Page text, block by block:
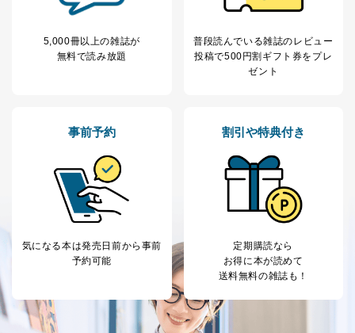
当社にお問合わせ
人情報
お問い合わせ対応、トラブル対
質向上のため
カスタマーQ＆Aサイトの投稿内容
ｅメール等による商品、サービ
採用応募者の方の
個人情報
当社の従業者の個
人情報
人事、総務などの雇用管理等のた
パートナー（提携
企業）からの委託
等をご利用の方の
購入商品配送のため
提携企業及びお客様がご購入され
た商品の発売元企業からのｅメー
ル等による商品、
サービス、キャンペーン等の広告
に関するご案内のため
5,000冊以上の雑誌が
無料で読み放題
普段読んでいる雑誌のレビュー
投稿で500円割ギフト券をプレ
ゼント
事前予約
気になる本は発売日前から事前
予約可能
割引や特典付き
定期購読なら
お得に本が読めて
送料無料の雑誌も！